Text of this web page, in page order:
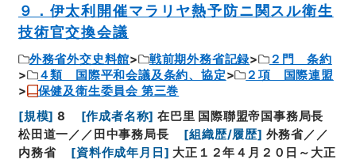
９．伊太利開催マラリヤ熱予防ニ関スル衛生
技術官交換会議
外務省外交史料館 戦前期外務省記録
２門 条約
４類 国際平和会議及条約、協定
２項 国際連盟
保健及衛生委員会 第三巻
[規模] 8 [作成者名称] 在巴里 国際聯盟帝国事務局長
松田道一／／田中事務局長
[組織歴/履歴] 外務省／／
内務省
[資料作成年月日 ] 大正１２年４月２０日～大正